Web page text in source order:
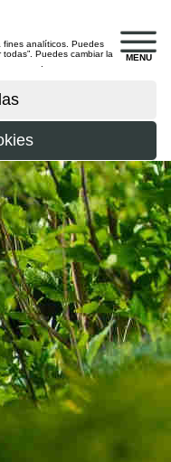
MENU
fines analíticos. Puedes
Puedes cambiar la